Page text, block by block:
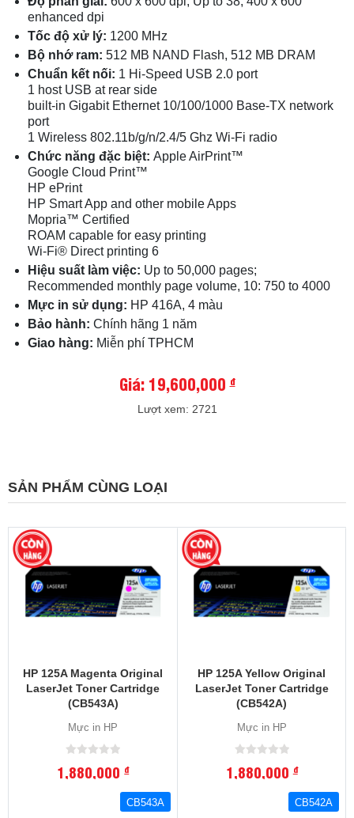
enhanced dpi
Tốc độ xử lý: 1200 MHz
Bộ nhớ ram: 512 MB NAND Flash, 512 MB DRAM
Chuẩn kết nối: 1 Hi-Speed USB 2.0 port
1 host USB at rear side
built-in Gigabit Ethernet 10/100/1000 Base-TX network
port
1 Wireless 802.11b/g/n/2.4/5 Ghz Wi-Fi radio
Chức năng đặc biệt: Apple AirPrint™
Google Cloud Print™
HP ePrint
HP Smart App and other mobile Apps
Mopria™ Certified
ROAM capable for easy printing
Wi-Fi® Direct printing 6
Hiệu suất làm việc: Up to 50,000 pages;
Recommended monthly page volume, 10: 750 to 4000
Mực in sử dụng: HP 416A, 4 màu
Bảo hành: Chính hãng 1 năm
Giao hàng: Miễn phí TPHCM
Giá: 19,600,000đ
Lượt xem: 2721
SẢN PHẨM CÙNG LOẠI
HP 125A Magenta Original
LaserJet Toner Cartridge
(CB543A)
Mực in HP
1,880,000đ
CB543A
HP 125A Yellow Original
LaserJet Toner Cartridge
(CB542A)
Mực in HP
1,880,000đ
CB542A